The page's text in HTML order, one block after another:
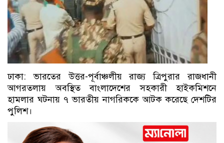
ঢাকা: ভারতের উত্তর-পূর্বাঞ্চলীয় রাজ্য ত্রিপুরার রাজধানী
আগরতলায় অবস্থিত বাংলাদেশের সহকারী হাইকমিশনে
হামলার ঘটনায় ৭ ভারতীয় নাগরিককে আটক করেছে দেশটির
পুলিশ।